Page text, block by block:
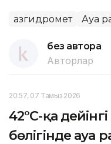
Қазгидромет Ауа
без автора
Авторлар
20:57, 07 Тамыз 2026
42°C-қа
бөлігінде ауа